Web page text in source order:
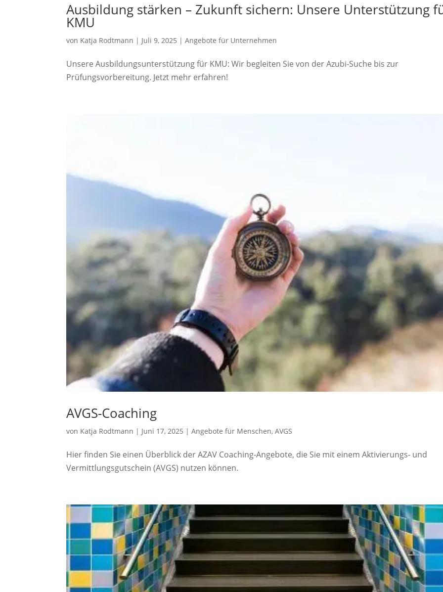
Ausbildung stärken – Zukunft sichern: Unsere Unterstützung
KMU
von Katja Rodtmann | Juli 9, 2025 |Angebote für Unternehmen
Unsere Ausbildungsunterstützung für KMU: Wir begleiten Sie von der Azubi-Suche bis zur
Prüfungsvorbereitung. Jetzt mehr erfahren!
AVGS-Coaching
von Katja Rodtmann | Juni 17, 2025 |Angebote für Menschen,AVGS
Hier finden Sie einen Überblick der AZAV Coaching-Angebote, die Sie mit einem Aktivierungs- und
Vermittlungsgutschein (AVGS) nutzen können.